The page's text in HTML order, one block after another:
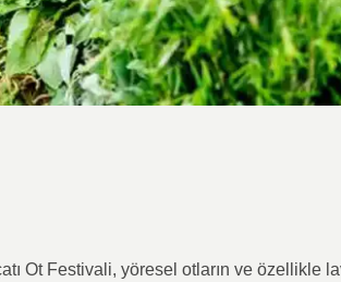
Ot Festivali, yöresel otların ve özellikle